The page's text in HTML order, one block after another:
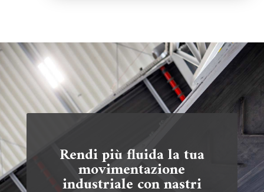
Rendi più fluida la tua
movimentazione
industriale con nastri